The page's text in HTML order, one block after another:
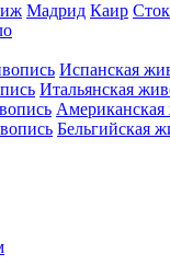
Мадрид Каир
Испанская
Итальянская
Бельгийская